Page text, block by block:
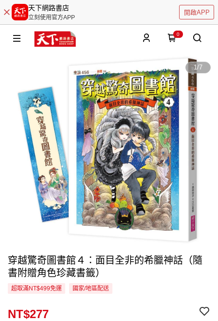
天下網路書店
立刻使用官方APP
開啟APP
0
1/7
穿越驚奇圖書館４：面目全非的希臘神話（隨
書附贈角色珍藏書籤）
超取滿NT$499免運 國家/地區配送
NT$277